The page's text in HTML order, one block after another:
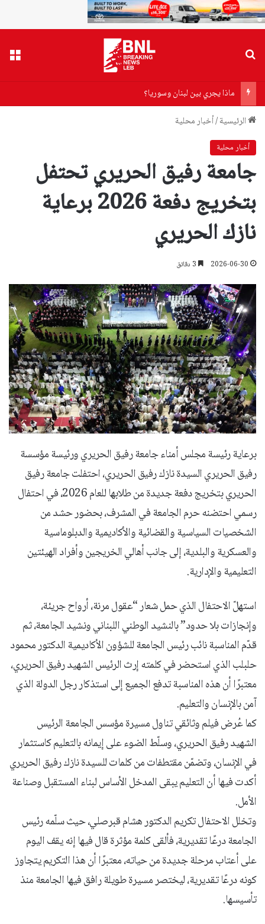
ماذا يجري بين لبنان وسوريا؟
الرئيسية/أخبار محلية
أخبار محلية
جامعة رفيق الحريري تحتفل
بتخريج دفعة 2026 برعاية
نازك الحريري
2026-06-30
برعاية رئيسة مجلس أمناء جامعة رفيق الحريري ورئيسة مؤسسة
رفيق الحريري السيدة نازك رفيق الحريري، احتفلت جامعة رفيق
الحريري بتخريج دفعة جديدة من طلابها للعام 2026، في احتفال
رسمي احتضنه حرم الجامعة في المشرف، بحضور حشد من
الشخصيات السياسية والقضائية والأكاديمية والدبلوماسية
والعسكرية والبلدية، إلى جانب أهالي الخريجين وأفراد الهيئتين
التعليمية والإدارية.
استهلّ الاحتفال الذي حمل شعار “عقول مرنة، أرواح جريئة،
وإنجازات بلا حدود” بالنشيد الوطني اللبناني ونشيد الجامعة، ثم
قدّم المناسبة نائب رئيس الجامعة للشؤون الأكاديمية الدكتور محمود
حلبلب الذي استحضر في كلمته إرث الرئيس الشهيد رفيق الحريري،
معتبرًا أن هذه المناسبة تدفع الجميع إلى استذكار رجل الدولة الذي
آمن بالإنسان والتعليم.
كما عُرض فيلم وثائقي تناول مسيرة مؤسس الجامعة الرئيس
الشهيد رفيق الحريري، وسلّط الضوء على إيمانه بالتعليم كاستثمار
في الإنسان، وتضمّن مقتطفات من كلمات للسيدة نازك رفيق الحريري
أكدت فيها أن التعليم يبقى المدخل الأساس لبناء المستقبل وصناعة
الأمل.
وتخلل الاحتفال تكريم الدكتور هشام قبرصلي، حيث سلّمه رئيس
الجامعة درعًا تقديرية، فألقى كلمة مؤثرة قال فيها إنه يقف اليوم
على أعتاب مرحلة جديدة من حياته، معتبرًا أن هذا التكريم يتجاوز
كونه درعًا تقديرية، ليختصر مسيرة طويلة رافق فيها الجامعة منذ
تأسيسها.